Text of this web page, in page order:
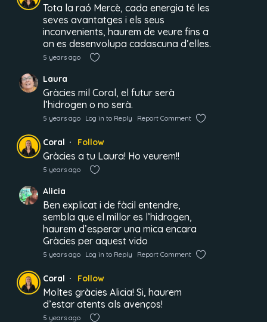
Tota la raó Mercè, cada energia té les
seves avantatges i els seus
inconvenients, haurem de veure fins a
on es desenvolupa cadascuna d’elles.
5 years ago
Laura
Gràcies mil Coral, el futur serà
l’hidrogen o no serà.
5 years ago Log in to Reply Report Comment
Coral Follow
Gràcies a tu Laura! Ho veurem!!
5 years ago
Alicia
Ben explicat i de fàcil entendre,
sembla que el millor es l’hidrogen,
haurem d’esperar una mica encara
Gràcies per aquest vido
5 years ago Log in to Reply Report Comment
Coral Follow
Moltes gràcies Alicia! Si, haurem
d’estar atents als avenços!
5 years ago